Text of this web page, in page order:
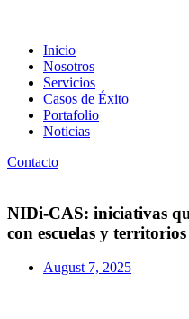
Inicio
Nosotros
Servicios
Casos de Éxito
Portafolio
Noticias
Contacto
NIDi-CAS: iniciativas
con escuelas y
August 7, 2025